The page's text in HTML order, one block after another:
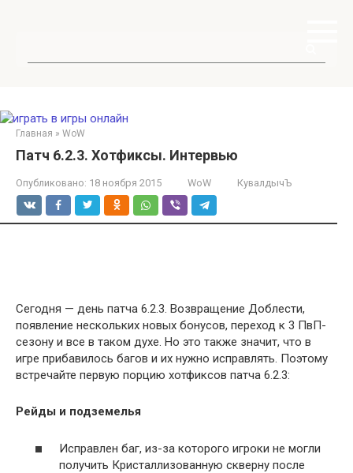
Главная » WoW
Патч 6.2.3. Хотфиксы. Интервью
Опубликовано: 18 ноября 2015 WoW КувалдычЪ
Сегодня — день патча 6.2.3. Возвращение Доблести,
появление нескольких новых бонусов, переход к 3 ПвП-
сезону и все в таком духе. Но это также значит, что в
игре прибавилось багов и их нужно исправлять. Поэтому
встречайте первую порцию хотфиксов патча 6.2.3:
Рейды и подземелья
Исправлен баг, из-за которого игроки не могли
получить Кристаллизованную скверну после